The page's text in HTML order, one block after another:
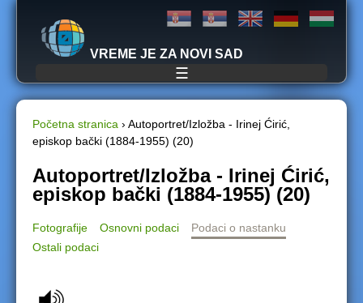
Jump to navigation
VREME JE ZA NOVI SAD
☰
Y
o
a
Početna stranica › Autoportret/Izložba - Irinej Ćirić,
episkop bački (1884-1955) (20)
Autoportret/Izložba - Irinej Ćirić,
episkop bački (1884-1955) (20)
Fotografije Osnovni podaci
Podaci o nastanku
Ostali podaci